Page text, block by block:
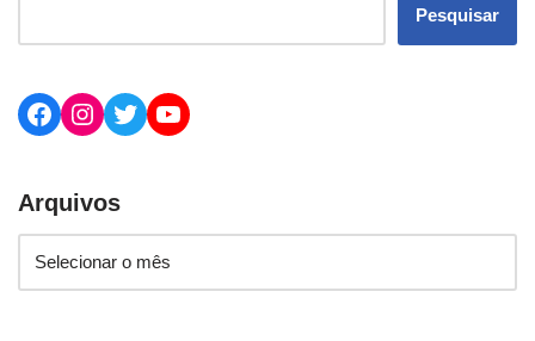
Pesquisar
Arquivos